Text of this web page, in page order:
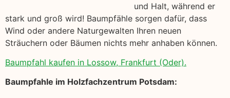
und Halt, während er
stark und groß wird! Baumpfähle sorgen dafür, dass
Wind oder andere Naturgewalten Ihren neuen
Sträuchern oder Bäumen nichts mehr anhaben können.
Baumpfahl kaufen in Lossow, Frankfurt (Oder).
Baumpfahle im Holzfachzentrum Potsdam: